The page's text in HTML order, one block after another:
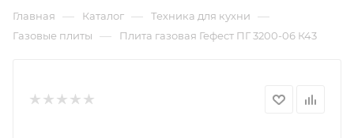
Главная — Каталог — Техника для кухни —
Газовые плиты — Плита газовая Гефест ПГ 3200-06 К43